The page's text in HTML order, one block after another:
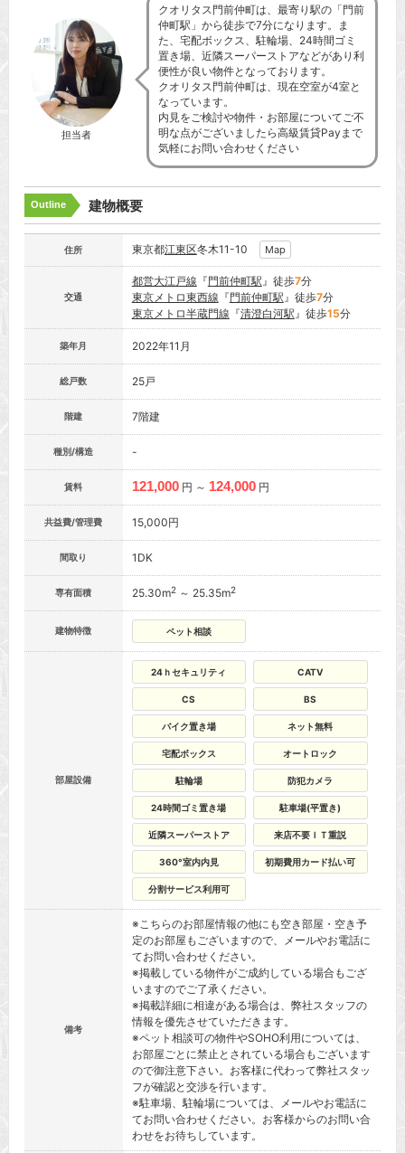
担当者
クオリタス門前仲町は、最寄り駅の「門前
仲町駅」から徒歩で7分になります。ま
た、宅配ボックス、駐輪場、24時間ゴミ
置き場、近隣スーパーストアなどがあり利
便性が良い物件となっております。
クオリタス門前仲町は、現在空室が4室と
なっています。
内見をご検討や物件・お部屋についてご不
明な点がございましたら高級賃貸Payまで
気軽にお問い合わせください
Outline 建物概要
住所 東京都江東区冬木11-10 Map
交通
都営大江戸線 『門前仲町駅』徒歩7分
東京メトロ東西線 『門前仲町駅』徒歩7分
東京メトロ半蔵門線 『清澄白河駅』徒歩15分
築年月 2022年11月
総戸数 25戸
階建 7階建
種別/構造 -
賃料 121,000 円 ～ 124,000 円
共益費/管理費 15,000円
間取り 1DK
専有面積 25.30m2～ 25.35m2
建物特徴 ペット相談
部屋設備
24ｈセキュリティ CATV
CS BS
バイク置き場 ネット無料
宅配ボックス オートロック
駐輪場 防犯カメラ
24時間ゴミ置き場 駐車場(平置き)
近隣スーパーストア 来店不要ＩＴ重説
360°室内内見 初期費用カード払い可
分割サービス利用可
備考
※こちらのお部屋情報の他にも空き部屋・空き予
定のお部屋もございますので、メールやお電話に
てお問い合わせください。
※掲載している物件がご成約している場合もござ
いますのでご了承ください。
※掲載詳細に相違がある場合は、弊社スタッフの
情報を優先させていただきます。
※ペット相談可の物件やSOHO利用については、
お部屋ごとに禁止とされている場合もございます
ので御注意下さい。お客様に代わって弊社スタッ
フが確認と交渉を行います。
※駐車場、駐輪場については、メールやお電話に
てお問い合わせください。お客様からのお問い合
わせをお待ちしています。